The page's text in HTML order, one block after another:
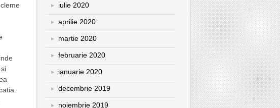
iulie 2020
aprilie 2020
martie 2020
februarie 2020
ianuarie 2020
decembrie 2019
noiembrie 2019